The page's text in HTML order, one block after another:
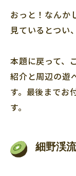
おっと！なんか
見ているとつい
本題に戻って、
紹介と周辺の遊
す。最後までお
す。
細野渓